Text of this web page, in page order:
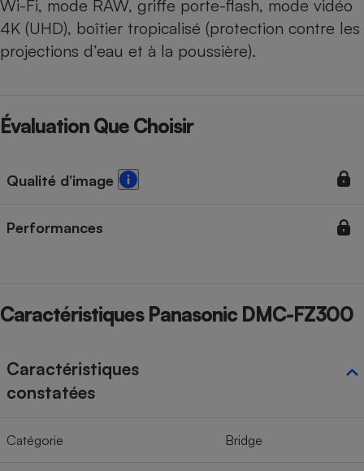
Wi-Fi, mode RAW, griffe porte-flash, mode vidéo
4K (UHD), boîtier tropicalisé (protection contre les
projections d’eau et à la poussière).
Évaluation Que Choisir
Qualité d’image
Performances
Caractéristiques Panasonic DMC-FZ300
Caractéristiques
constatées
Catégorie Bridge